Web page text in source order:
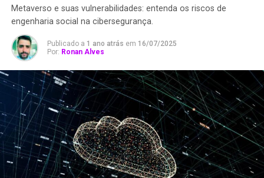
Metaverso e suas vulnerabilidades: entenda os riscos de
engenharia social na cibersegurança.
Publicado a 1 ano atrás em 16/07/2025
Por: Ronan Alves